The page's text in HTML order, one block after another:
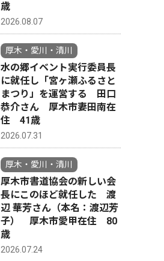
歳
2026.08.07
厚木・愛川・清川
水の郷イベント実行委員長
に就任し「宮ヶ瀬ふるさと
まつり」を運営する 田口
恭介さん 厚木市妻田南在
住 41歳
2026.07.31
厚木・愛川・清川
厚木市書道協会の新しい会
長にこのほど就任した 渡
辺 華芳さん（本名：渡辺芳
子） 厚木市愛甲在住 80
歳
2026.07.24